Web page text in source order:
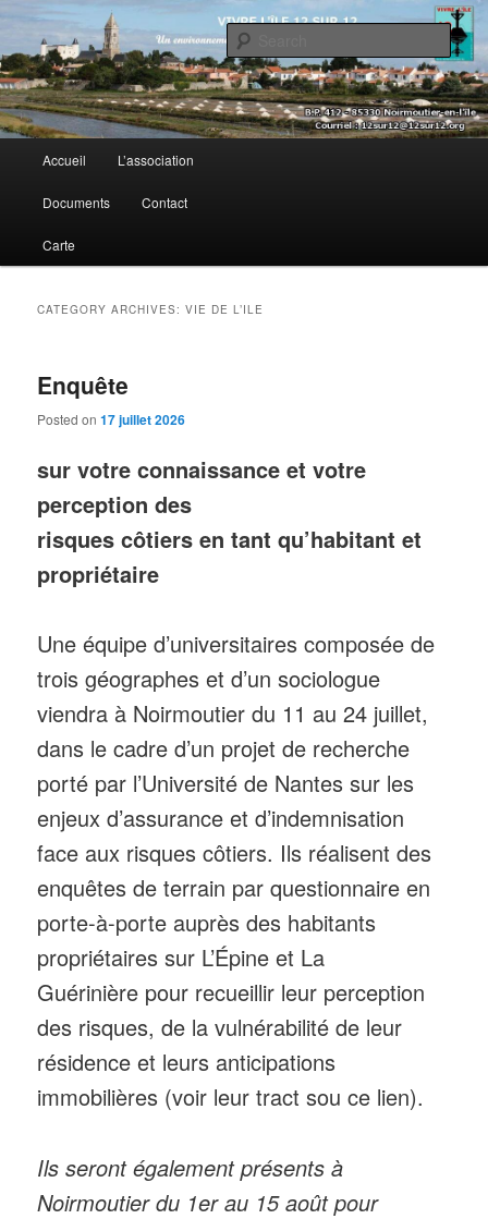
Vivre l’île 12 sur 12
Skip to primary content
Skip to secondary content
Accueil L’association
Documents Contact
Carte
CATEGORY ARCHIVES:VIE DE L’ILE
Enquête
Posted on17 juillet 2026
sur votre connaissance et votre
perception des
risques côtiers en tant qu’habitant et
propriétaire
Une équipe d’universitaires composée de
trois géographes et d’un sociologue
viendra à Noirmoutier du 11 au 24 juillet,
dans le cadre d’un projet de recherche
porté par l’Université de Nantes sur les
enjeux d’assurance et d’indemnisation
face aux risques côtiers. Ils réalisent des
enquêtes de terrain par questionnaire en
porte-à-porte auprès des habitants
propriétaires sur L’Épine et La
Guérinière pour recueillir leur perception
des risques, de la vulnérabilité de leur
résidence et leurs anticipations
immobilières (voir leur tract sou ce lien).
Ils seront également présents à
Noirmoutier du 1er au 15 août pour